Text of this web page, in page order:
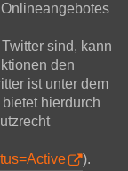
sind, kann
den
ist unter dem
hierdurch
).